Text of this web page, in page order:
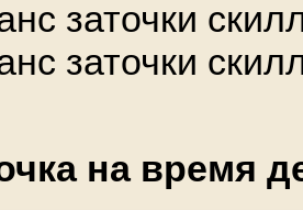
заточки
заточки
на время